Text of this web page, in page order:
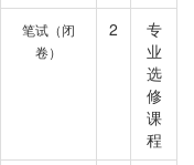
笔试（闭
卷）
2
专
业
选
修
课
程